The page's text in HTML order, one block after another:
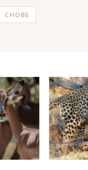
CHOBE